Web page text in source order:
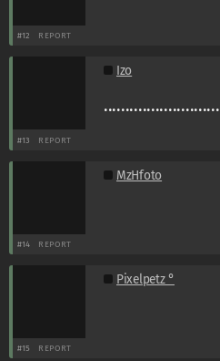
#12 REPORT
Izo
...........................
#13 REPORT
MzHfoto
#14 REPORT
Pixelpetz °
#15 REPORT